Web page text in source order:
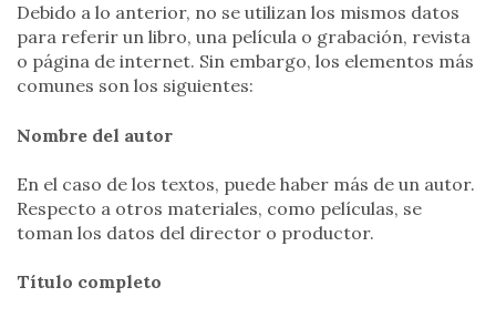
Debido a lo anterior, no se utilizan los mismos datos
para referir un libro, una película o grabación, revista
o página de internet. Sin embargo, los elementos más
comunes son los siguientes:
Nombre del autor
En el caso de los textos, puede haber más de un autor.
Respecto a otros materiales, como películas, se
toman los datos del director o productor.
Título completo